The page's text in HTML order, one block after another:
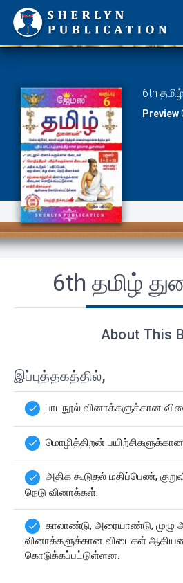
6th
Preview
6th தமிழ்
About This
இப்புத்தகத்தில்,
done பாடநூல் வினாக்களுக்கான
done மொழித்திறன்
done
அதிக கூடுதல் மதிப்பெண்,
நெடு வினாக்கள்.
done
காலாண்டு, அரையாண்டு, முழு
வினாக்களுக்கான விடைகள்
கொடுக்கப்பட்டுள்ளன.